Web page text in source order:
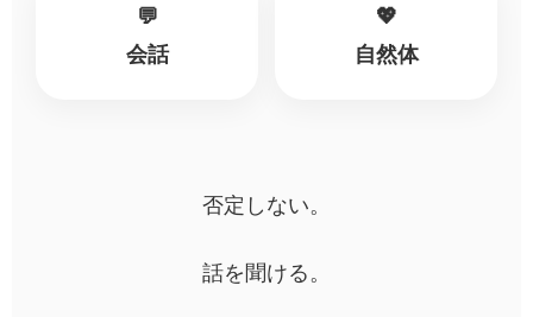
💬
会話
💖
自然体
否定しない。
話を聞ける。